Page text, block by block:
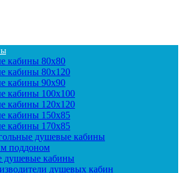
кабины 80x80
кабины 80x120
кабины 90х90
кабины 100x100
кабины 120x120
кабины 150x85
кабины 170x85
душевые кабины
поддоном
душевые кабины
душевых кабин